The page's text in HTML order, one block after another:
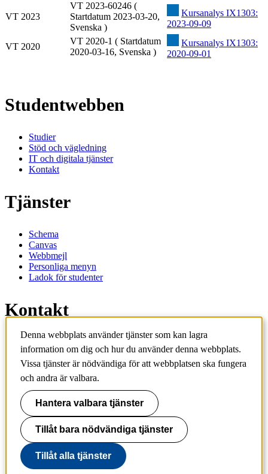
VT 2023
VT 2023-60246 (
Startdatum 2023-03-20,
Svenska )
Kursanalys IX1303:
2023-09-09
VT 2020
VT 2020-1 ( Startdatum
2020-03-16, Svenska )
Kursanalys IX1303:
2020-09-01
Studentwebben
Studier
Stöd och vägledning
IT och digitala tjänster
Kontakt
Tjänster
Schema
Canvas
Webbmejl
Personliga menyn
Ladok för studenter
Kontakt
Kontakta utbildningsprogram
Kontakta kurs
IT-support
KTH Entré
KTH
100 44 Stockholm
+46 8 790 60 00
info@kth.se
📷 @KTHstudent på Instagram
Denna webbplats använder tjänster som kan lagra
information om dig och hur du använder denna webbplats.
Vissa tjänster är nödvändiga för att webbplatsen ska fungera
och andra är valbara.
Hantera valbara tjänster
Tillåt bara nödvändiga tjänster
Tillåt alla tjänster